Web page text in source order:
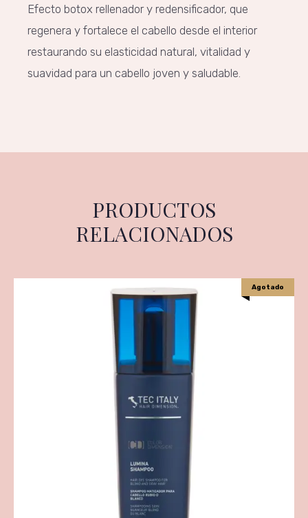
Efecto botox rellenador y redensificador, que
regenera y fortalece el cabello desde el interior
restaurando su elasticidad natural, vitalidad y
suavidad para un cabello joven y saludable.
PRODUCTOS
RELACIONADOS
Agotado